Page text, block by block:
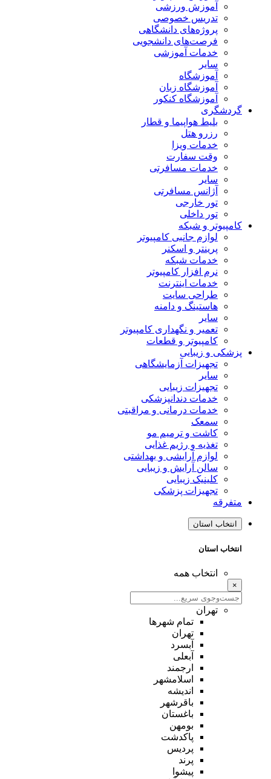
آموزش ورزشی
تدریس خصوصی
پروژه‌های دانشگاهی
فرصت‌های دانشجویی
خدمات آموزشی
سایر
آموزشگاه
آموزشگاه زبان
آموزشگاه کنکور
گردشگری
بلیط هواپیما و قطار
رزرو هتل
خدمات ویزا
وقت سفارت
خدمات مسافرتی
سایر
آژانس مسافرتی
تور خارجی
تور داخلی
کامپیوتر و شبکه
لوازم جانبی کامپیوتر
پرینتر و اسکنر
خدمات شبکه
نرم افزار کامپیوتر
خدمات اینترنت
طراحی سایت
هاستینگ و دامنه
سایر
تعمیر و نگهداری کامپیوتر
کامپیوتر و قطعات
پزشکی و زیبایی
تجهیزات آزمایشگاهی
سایر
تجهیزات زیبایی
خدمات دندانپزشکی
خدمات درمانی و مراقبتی
سمعک
کاشت و ترمیم مو
تغذیه و رژیم غذایی
لوازم آرایشی و بهداشتی
سالن آرایش و زیبایی
کلینیک زیبایی
تجهیزات پزشکی
متفرقه
انتخاب استان
انتخاب استان
انتخاب همه
×
تهران
تمام شهر‌ها
تهران
آبسرد
آبعلی
ارجمند
اسلامشهر
اندیشه
باقرشهر
باغستان
بومهن
پاکدشت
پردیس
پرند
پیشوا